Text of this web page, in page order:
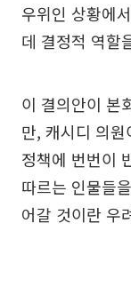
우위인 상황에
데 결정적 역할
이 결의안이 본
만, 캐시디 의
정책에 번번이
따르는 인물들
어갈 것이란 우